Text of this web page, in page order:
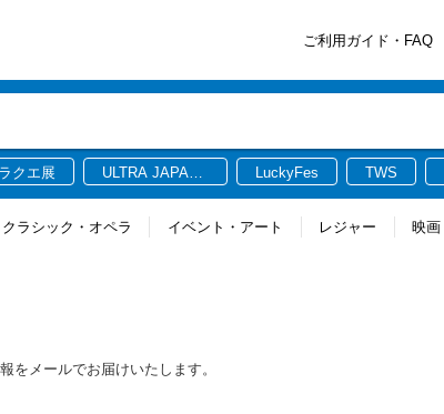
ご利用ガイド・FAQ
クエ展
ULTRA JAPAN
LuckyFes TWS
クラシック・オペラ イベント・アート レジャー 映画
をメールでお届けいたします。